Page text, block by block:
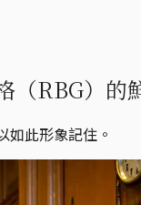
（RBG）的
如此形象記住。